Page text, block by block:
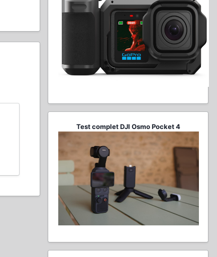
Test complet DJI Osmo Pocket 4